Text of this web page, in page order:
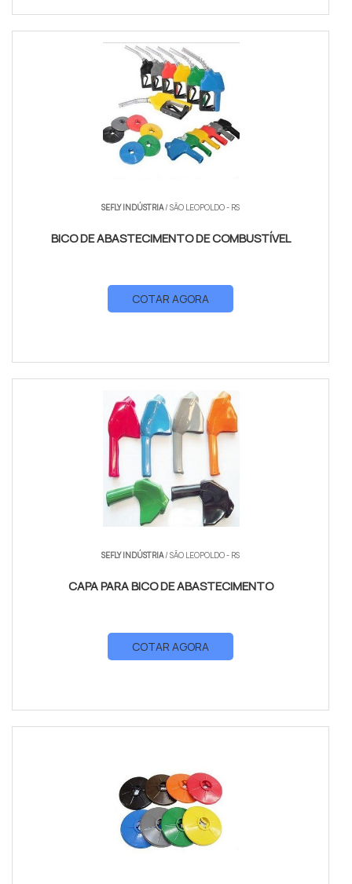
SEFLY INDÚSTRIA/ SÃO LEOPOLDO - RS
BICO DE ABASTECIMENTO DE COMBUSTÍVEL
COTAR AGORA
SEFLY INDÚSTRIA/ SÃO LEOPOLDO - RS
CAPA PARA BICO DE ABASTECIMENTO
COTAR AGORA